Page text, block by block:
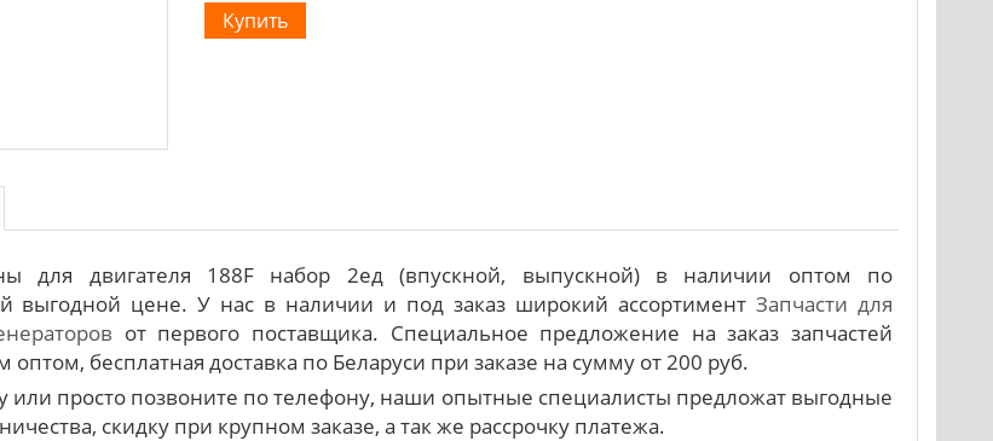
для двигателя 188F набор 2ед (впускной, выпускной) в наличии оптом по
выгодной цене. У нас в наличии и под заказ широкий ассортиментЗапчасти для
от первого поставщика. Специальное предложение на заказ запчастей
бесплатная доставка по Беларуси при заказе на сумму от 200 руб.
или просто позвоните по телефону, наши опытные специалисты предложат выгодные
скидку при крупном заказе, а так же рассрочку платежа.